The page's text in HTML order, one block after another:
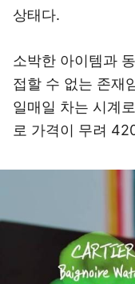
상태다.
소박한 아이템과
접할 수 없는 존재
일매일 차는 시계
로 가격이 무려